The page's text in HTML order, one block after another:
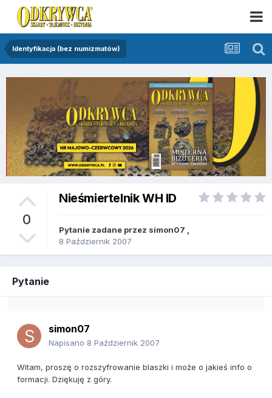
Identyfikacja (bez numizmatów)
0
Nieśmiertelnik WH ID
Pytanie zadane przez simon07
8 Październik 2007
Pytanie
simon07
Napisano 8 Październik 2007
Witam, proszę o rozszyfrowanie blaszki i może o jakieś info o
formacji. Dziękuję z góry.